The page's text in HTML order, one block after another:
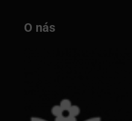
O nás